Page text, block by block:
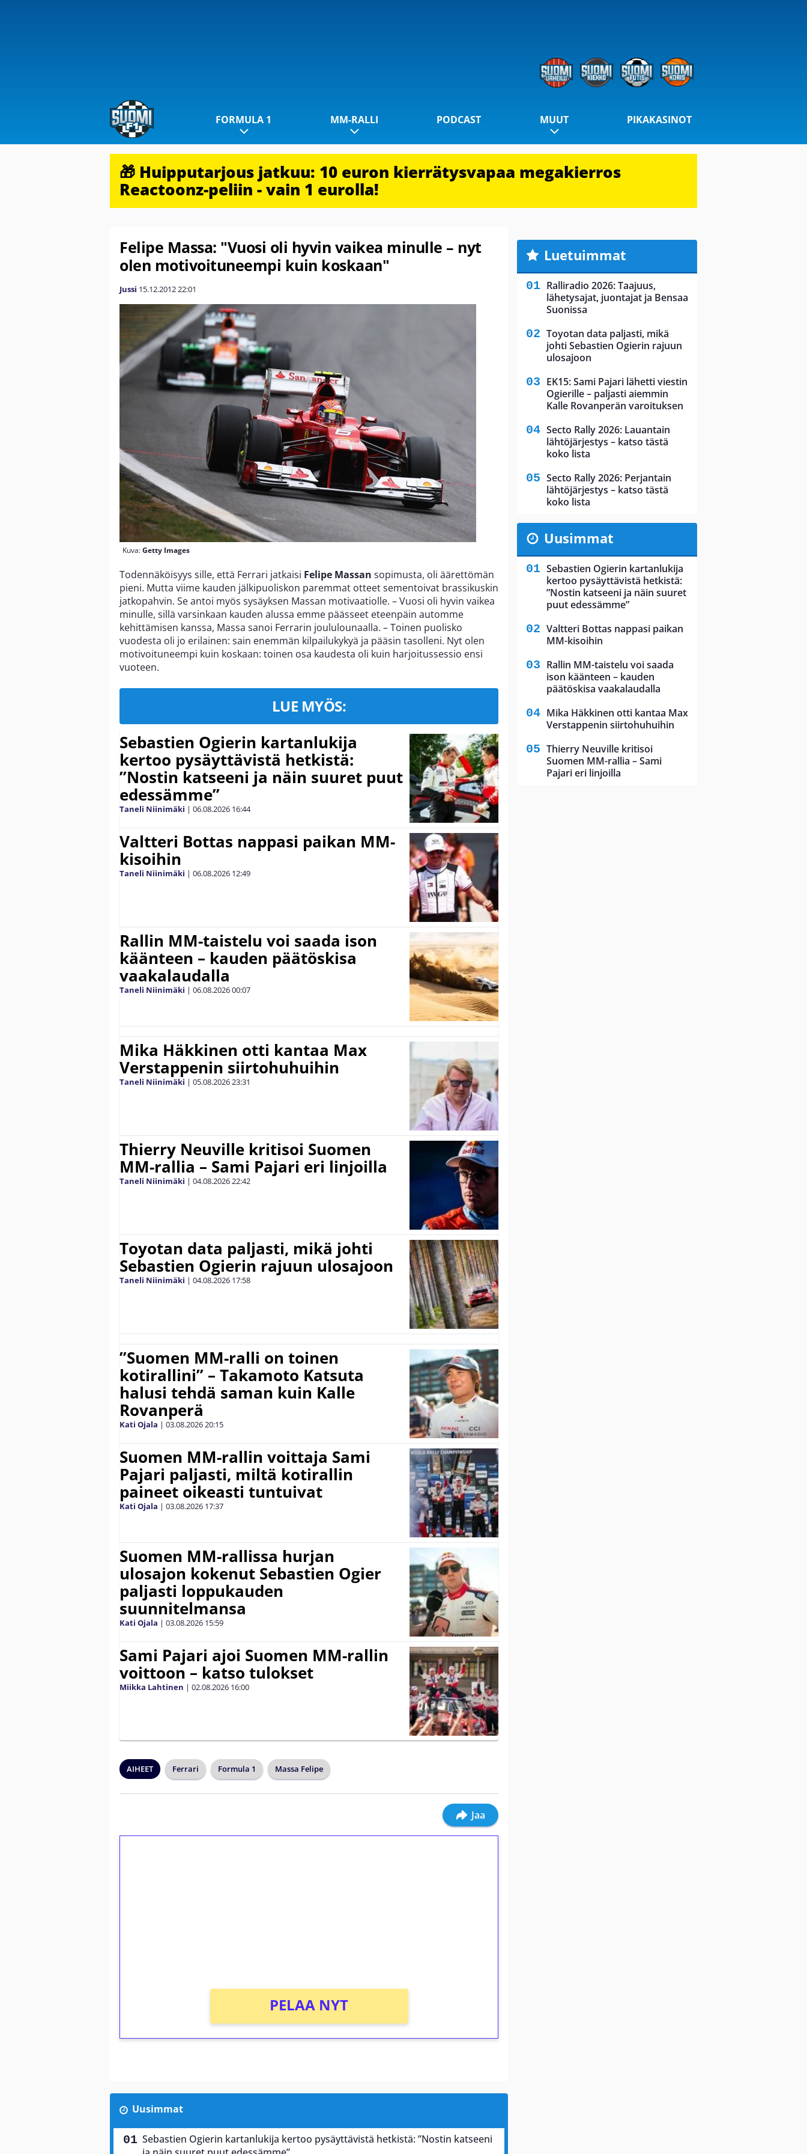
FORMULA 1 MM-RALLI PODCAST MUUT PIKAKASINOT
🎁 Huipputarjous jatkuu: 10 euron kierrätysvapaa megakierros
Reactoonz-peliin - vain 1 eurolla!
Felipe Massa: "Vuosi oli hyvin vaikea minulle – nyt
olen motivoituneempi kuin koskaan"
Jussi 15.12.201222:01
Kuva:Getty Images
Todennäköisyys sille, että Ferrari jatkaisi Felipe Massan sopimusta, oli äärettömän
pieni. Mutta viime kauden jälkipuoliskon paremmat otteet sementoivat brassikuskin
jatkopahvin. Se antoi myös sysäyksen Massan motivaatiolle. – Vuosi oli hyvin vaikea
minulle, sillä varsinkaan kauden alussa emme päässeet eteenpäin automme
kehittämisen kanssa, Massa sanoi Ferrarin joululounaalla. – Toinen puolisko
vuodesta oli jo erilainen: sain enemmän kilpailukykyä ja pääsin tasolleni. Nyt olen
motivoituneempi kuin koskaan: toinen osa kaudesta oli kuin harjoitussessio ensi
vuoteen.
LUE MYÖS:
Sebastien Ogierin kartanlukija
kertoo pysäyttävistä hetkistä:
”Nostin katseeni ja näin suuret puut
edessämme”
Taneli Niinimäki | 06.08.2026 16:44
Valtteri Bottas nappasi paikan MM-
kisoihin
Taneli Niinimäki | 06.08.2026 12:49
Rallin MM-taistelu voi saada ison
käänteen – kauden päätöskisa
vaakalaudalla
Taneli Niinimäki | 06.08.202600:07
Mika Häkkinen otti kantaa Max
Verstappenin siirtohuhuihin
Taneli Niinimäki | 05.08.202623:31
Thierry Neuville kritisoi Suomen
MM-rallia – Sami Pajari eri linjoilla
Taneli Niinimäki | 04.08.202622:42
Toyotan data paljasti, mikä johti
Sebastien Ogierin rajuun ulosajoon
Taneli Niinimäki | 04.08.2026 17:58
”Suomen MM-ralli on toinen
kotirallini” – Takamoto Katsuta
halusi tehdä saman kuin Kalle
Rovanperä
Kati Ojala | 03.08.202620:15
Suomen MM-rallin voittaja Sami
Pajari paljasti, miltä kotirallin
paineet oikeasti tuntuivat
Kati Ojala | 03.08.2026 17:37
Suomen MM-rallissa hurjan
ulosajon kokenut Sebastien Ogier
paljasti loppukauden
suunnitelmansa
Kati Ojala | 03.08.2026 15:59
Sami Pajari ajoi Suomen MM-rallin
voittoon – katso tulokset
Miikka Lahtinen | 02.08.2026 16:00
AIHEET Ferrari Formula 1 Massa Felipe
Jaa
PELAA NYT
Uusimmat
Sebastien Ogierin kartanlukija kertoo pysäyttävistä hetkistä: ”Nostin katseeni
Luetuimmat
Ralliradio 2026: Taajuus,
lähetysajat, juontajat ja Bensaa
Suonissa
Toyotan data paljasti, mikä
johti Sebastien Ogierin rajuun
ulosajoon
EK15: Sami Pajari lähetti viestin
Ogierille – paljasti aiemmin
Kalle Rovanperän varoituksen
Secto Rally 2026: Lauantain
lähtöjärjestys – katso tästä
koko lista
Secto Rally 2026: Perjantain
lähtöjärjestys – katso tästä
koko lista
Uusimmat
Sebastien Ogierin kartanlukija
kertoo pysäyttävistä hetkistä:
”Nostin katseeni ja näin suuret
puut edessämme”
Valtteri Bottas nappasi paikan
MM-kisoihin
Rallin MM-taistelu voi saada
ison käänteen – kauden
päätöskisa vaakalaudalla
Mika Häkkinen otti kantaa Max
Verstappenin siirtohuhuihin
Thierry Neuville kritisoi
Suomen MM-rallia – Sami
Pajari eri linjoilla